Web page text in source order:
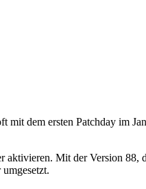
dem ersten Patchday im
Mit der Version 88,